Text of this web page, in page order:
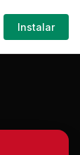
Iniciar
Sesión
Instalar